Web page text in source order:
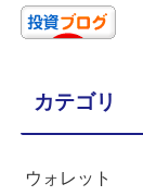
カテゴリ
ウォレット